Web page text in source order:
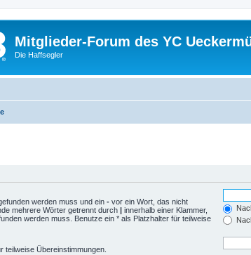
Mitglieder-Forum des YC
Die Haffsegler
werden muss und ein - vor ein Wort, das nicht
mehrere Wörter getrennt durch | innerhalb einer Klammer,
werden muss. Benutze ein * als Platzhalter für teilweise
teilweise Übereinstimmungen.